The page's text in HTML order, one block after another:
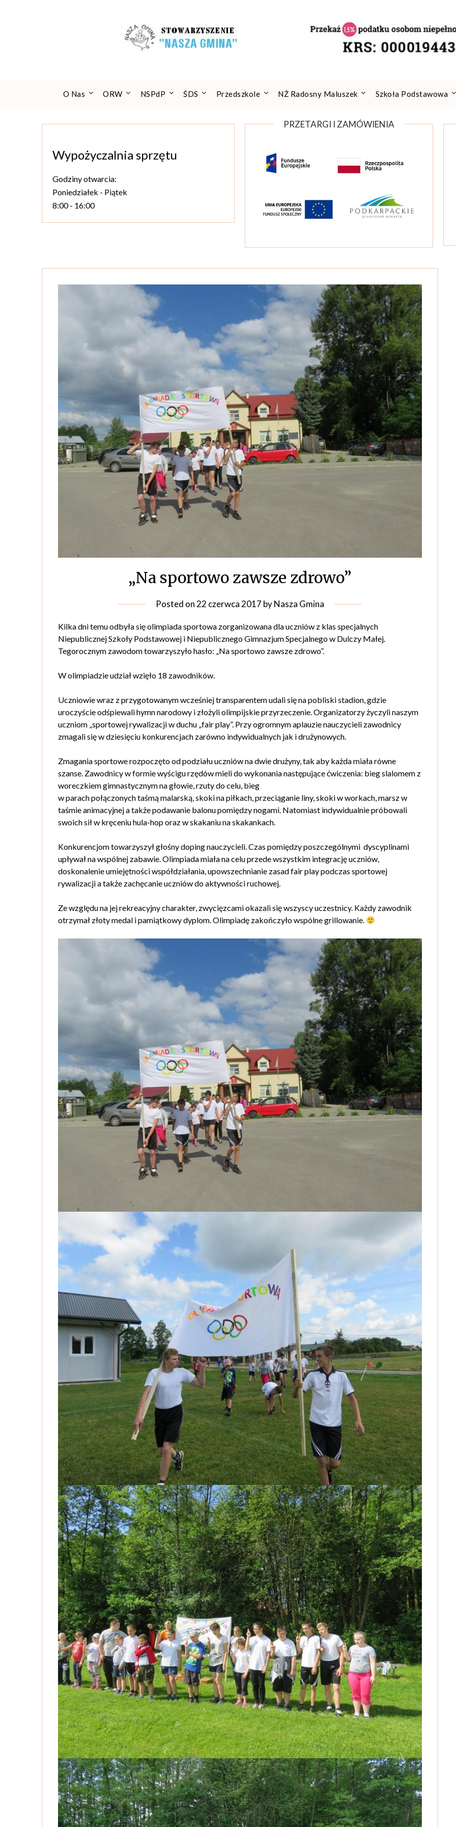
O Nas ORW NSPdP ŚDS Przedszkole NŻ Radosny Maluszek Szkoła Podstawowa
Wypożyczalnia sprzętu
Godziny otwarcia:
Poniedziałek - Piątek
8:00 - 16:00
PRZETARGI I ZAMÓWIENIA
„Na sportowo zawsze zdrowo”
Posted on22 czerwca 2017 byNasza Gmina
Kilka dni temu odbyła się olimpiada sportowa zorganizowana dla uczniów z klas specjalnych
Niepublicznej Szkoły Podstawowej i Niepublicznego Gimnazjum Specjalnego w Dulczy Małej.
Tegorocznym zawodom towarzyszyło hasło: „Na sportowo zawsze zdrowo”.
W olimpiadzie udział wzięło 18 zawodników.
Uczniowie wraz z przygotowanym wcześniej transparentem udali się na pobliski stadion, gdzie
uroczyście odśpiewali hymn narodowy i złożyli olimpijskie przyrzeczenie. Organizatorzy życzyli naszym
uczniom „sportowej rywalizacji w duchu „fair play”. Przy ogromnym aplauzie nauczycieli zawodnicy
zmagali się w dziesięciu konkurencjach zarówno indywidualnych jak i drużynowych.
Zmagania sportowe rozpoczęto od podziału uczniów na dwie drużyny, tak aby każda miała równe
szanse. Zawodnicy w formie wyścigu rzędów mieli do wykonania następujące ćwiczenia: bieg slalomem z
woreczkiem gimnastycznym na głowie, rzuty do celu, bieg
w parach połączonych taśmą malarską, skoki na piłkach, przeciąganie liny, skoki w workach, marsz w
taśmie animacyjnej a także podawanie balonu pomiędzy nogami. Natomiast indywidualnie próbowali
swoich sił w kręceniu hula-hop oraz w skakaniu na skakankach.
Konkurencjom towarzyszył głośny doping nauczycieli. Czas pomiędzy poszczególnymi dyscyplinami
upływał na wspólnej zabawie. Olimpiada miała na celu przede wszystkim integrację uczniów,
doskonalenie umiejętności współdziałania, upowszechnianie zasad fair play podczas sportowej
rywalizacji a także zachęcanie uczniów do aktywności ruchowej.
Ze względu na jej rekreacyjny charakter, zwycięzcami okazali się wszyscy uczestnicy. Każdy zawodnik
otrzymał złoty medal i pamiątkowy dyplom. Olimpiadę zakończyło wspólne grillowanie.